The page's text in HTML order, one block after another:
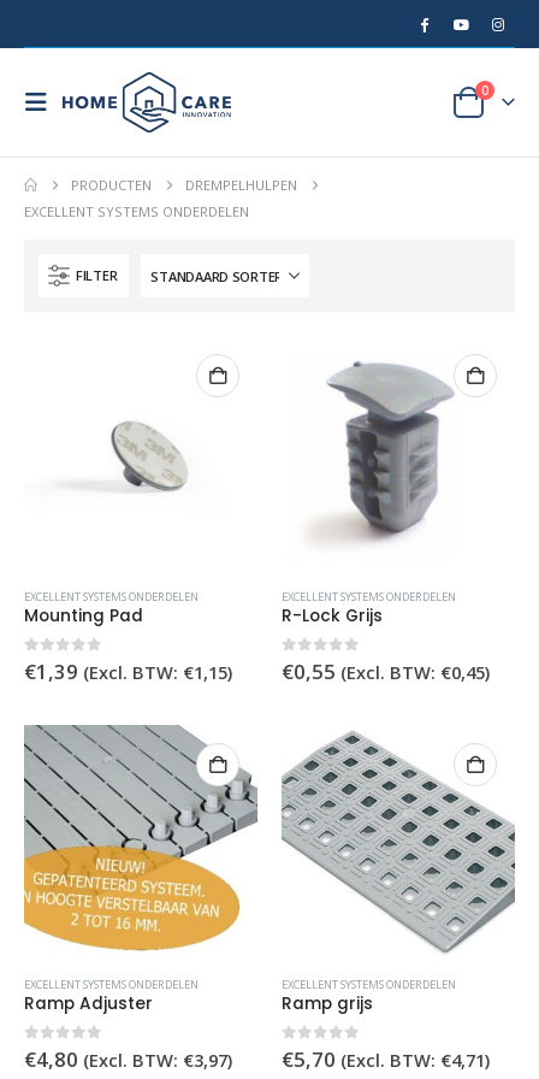
0
PRODUCTEN
DREMPELHULPEN
EXCELLENT SYSTEMS ONDERDELEN
FILTER
EXCELLENT SYSTEMS ONDERDELEN
Mounting Pad
0out of 5
€1,39 (Excl. BTW: €1,15)
EXCELLENT SYSTEMS ONDERDELEN
R-Lock Grijs
0out of 5
€0,55 (Excl. BTW: €0,45)
EXCELLENT SYSTEMS ONDERDELEN
Ramp Adjuster
0out of 5
€4,80 (Excl. BTW: €3,97)
EXCELLENT SYSTEMS ONDERDELEN
Ramp grijs
0out of 5
€5,70 (Excl. BTW: €4,71)